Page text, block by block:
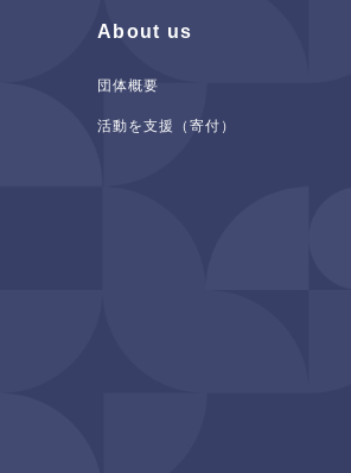
About us
団体概要
活動を支援（寄付）